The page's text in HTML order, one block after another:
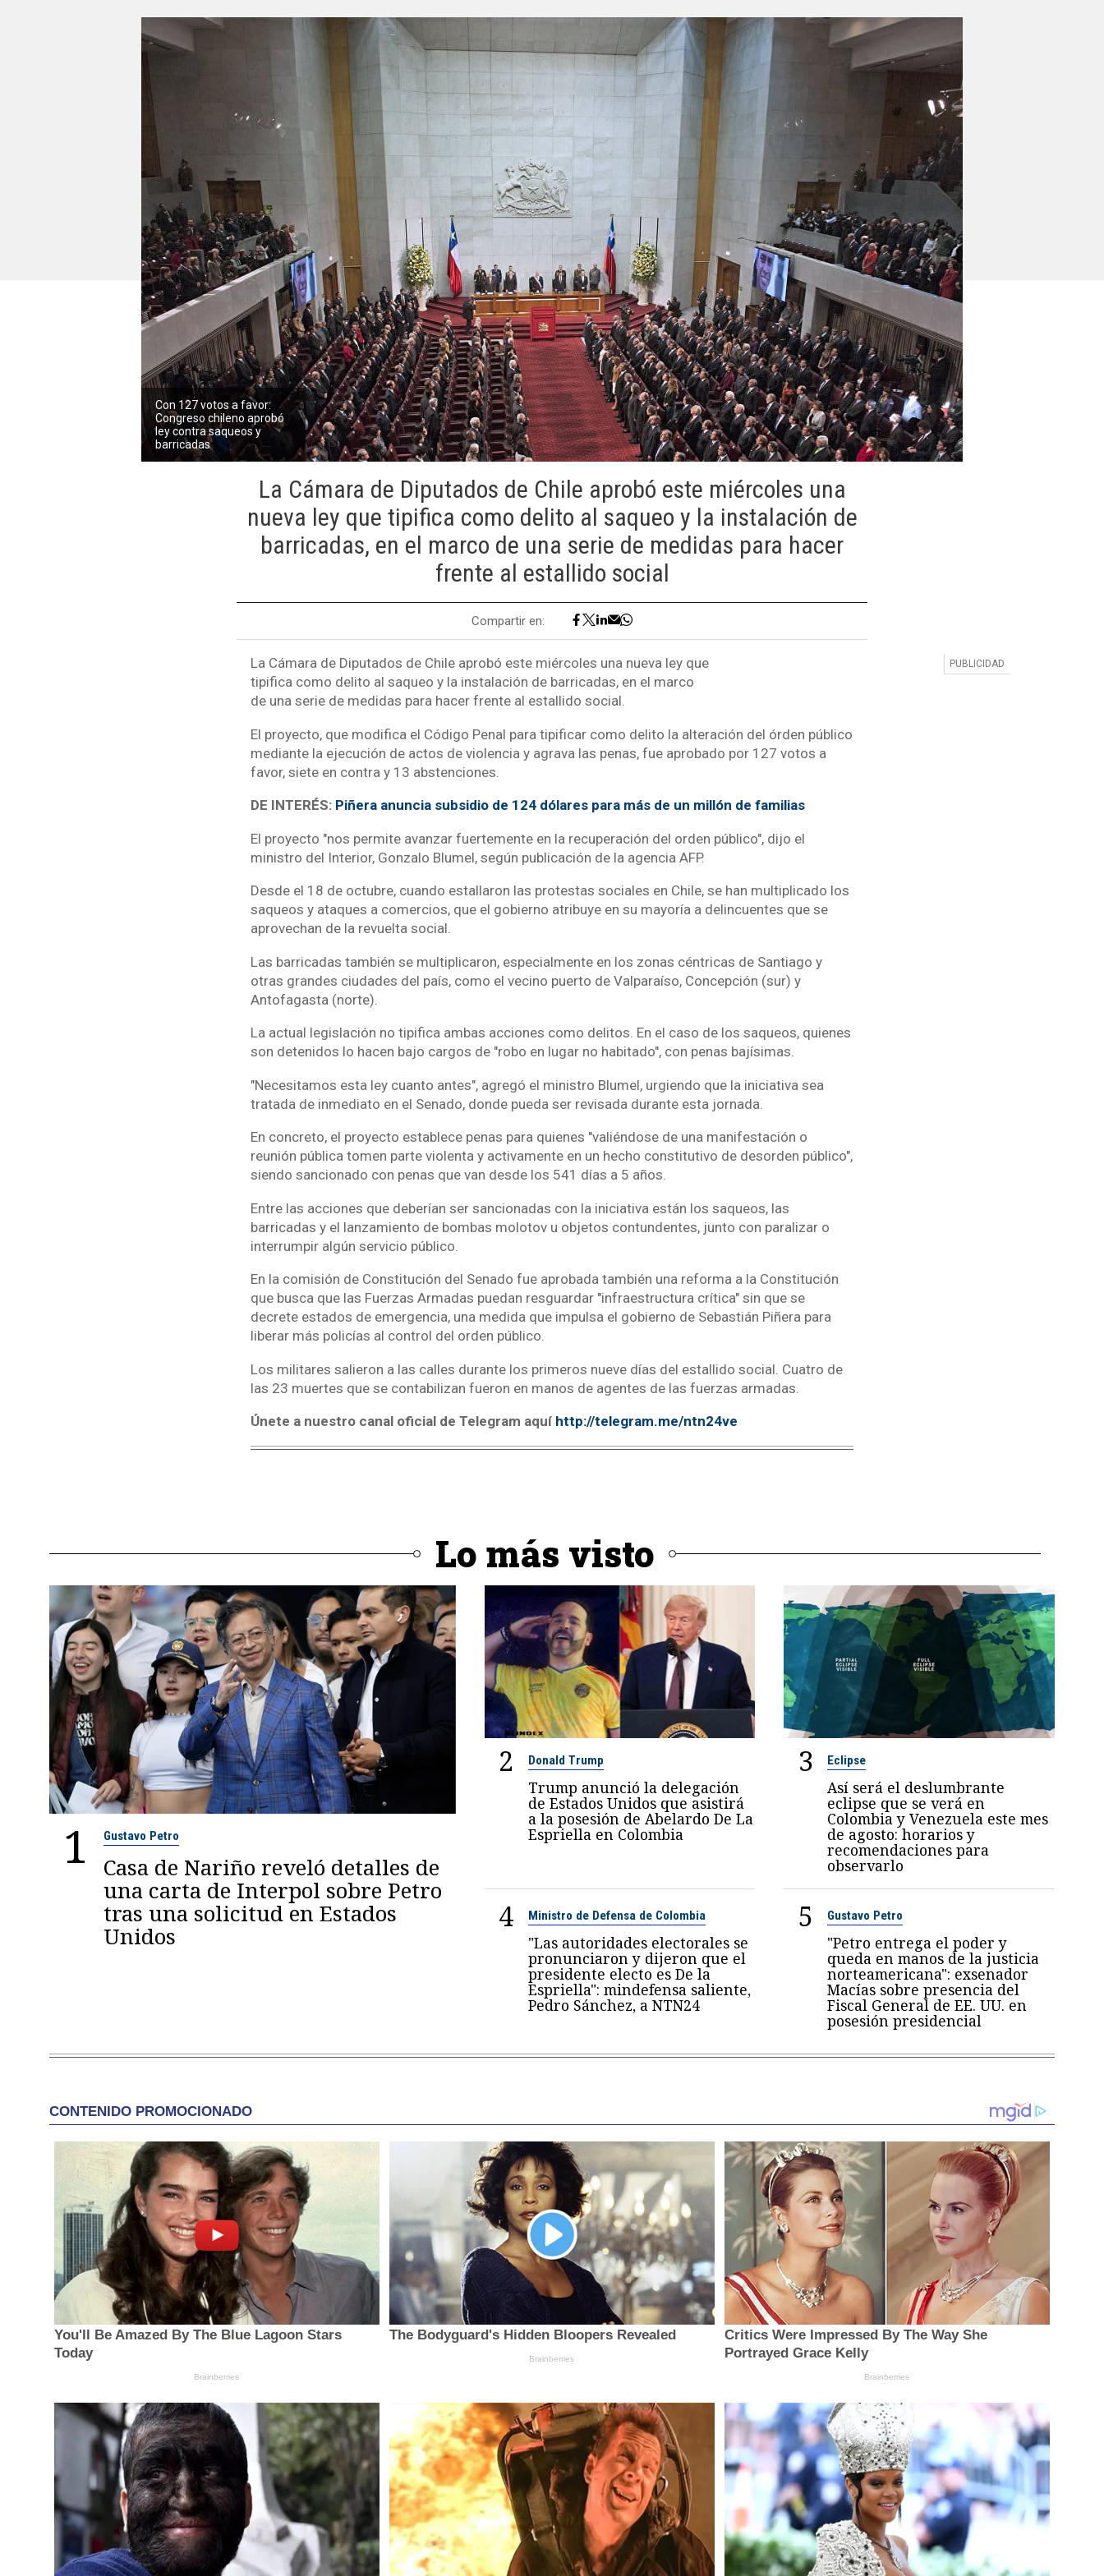
Con 127 votos a favor:
Congreso chileno aprobó
ley contra saqueos y
barricadas
La Cámara de Diputados de Chile aprobó este miércoles una
nueva ley que tipifica como delito al saqueo y la instalación de
barricadas, en el marco de una serie de medidas para hacer
frente al estallido social
Compartir en:
La Cámara de Diputados de Chile aprobó este miércoles una nueva ley que
tipifica como delito al saqueo y la instalación de barricadas, en el marco
de una serie de medidas para hacer frente al estallido social.
El proyecto, que modifica el Código Penal para tipificar como delito la alteración del órden público
mediante la ejecución de actos de violencia y agrava las penas, fue aprobado por 127 votos a
favor, siete en contra y 13 abstenciones.
DE INTERÉS:Piñera anuncia subsidio de 124 dólares para más de un millón de familias
El proyecto "nos permite avanzar fuertemente en la recuperación del orden público", dijo el
ministro del Interior, Gonzalo Blumel, según publicación de la agencia AFP.
Desde el 18 de octubre, cuando estallaron las protestas sociales en Chile, se han multiplicado los
saqueos y ataques a comercios, que el gobierno atribuye en su mayoría a delincuentes que se
aprovechan de la revuelta social.
Las barricadas también se multiplicaron, especialmente en los zonas céntricas de Santiago y
otras grandes ciudades del país, como el vecino puerto de Valparaíso, Concepción (sur) y
Antofagasta (norte).
La actual legislación no tipifica ambas acciones como delitos. En el caso de los saqueos, quienes
son detenidos lo hacen bajo cargos de "robo en lugar no habitado", con penas bajísimas.
"Necesitamos esta ley cuanto antes", agregó el ministro Blumel, urgiendo que la iniciativa sea
tratada de inmediato en el Senado, donde pueda ser revisada durante esta jornada.
En concreto, el proyecto establece penas para quienes "valiéndose de una manifestación o
reunión pública tomen parte violenta y activamente en un hecho constitutivo de desorden público",
siendo sancionado con penas que van desde los 541 días a 5 años.
Entre las acciones que deberían ser sancionadas con la iniciativa están los saqueos, las
barricadas y el lanzamiento de bombas molotov u objetos contundentes, junto con paralizar o
interrumpir algún servicio público.
En la comisión de Constitución del Senado fue aprobada también una reforma a la Constitución
que busca que las Fuerzas Armadas puedan resguardar "infraestructura crítica" sin que se
decrete estados de emergencia, una medida que impulsa el gobierno de Sebastián Piñera para
liberar más policías al control del orden público.
Los militares salieron a las calles durante los primeros nueve días del estallido social. Cuatro de
las 23 muertes que se contabilizan fueron en manos de agentes de las fuerzas armadas.
Únete a nuestro canal oficial de Telegram aquí http://telegram.me/ntn24ve
Lo más visto
1 Gustavo Petro
Casa de Nariño reveló detalles de
una carta de Interpol sobre Petro
tras una solicitud en Estados
Unidos
2 Donald Trump
Trump anunció la delegación
de Estados Unidos que asistirá
a la posesión de Abelardo De La
Espriella en Colombia
3 Eclipse
Así será el deslumbrante
eclipse que se verá en
Colombia y Venezuela este mes
de agosto: horarios y
recomendaciones para
observarlo
4 Ministro de Defensa de Colombia
"Las autoridades electorales se
pronunciaron y dijeron que el
presidente electo es De la
Espriella": mindefensa saliente,
Pedro Sánchez, a NTN24
5 Gustavo Petro
"Petro entrega el poder y
queda en manos de la justicia
norteamericana": exsenador
Macías sobre presencia del
Fiscal General de EE. UU. en
posesión presidencial